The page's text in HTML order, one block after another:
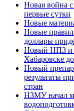
Новая война
первые сутки
Новые
Новые
доллары
Новый НПЗ и
Хабаровске
Новый
результаты
стран
НЗМУ начал